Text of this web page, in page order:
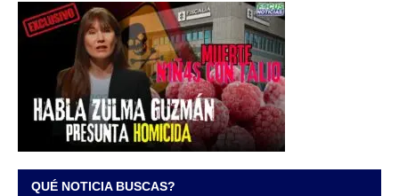
QUÉ NOTICIA BUSCAS?